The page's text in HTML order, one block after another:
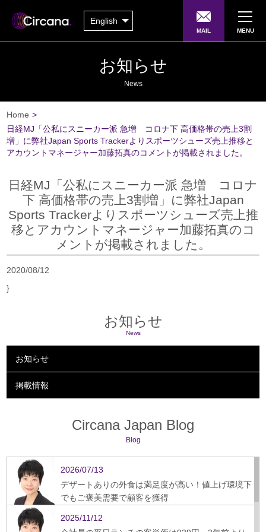
English
MAIL MENU
お知らせ
News
Home >
日経MJ「公私にスニーカー派 急増 コロナ下 高価格帯の売上3割
増」に弊社Japan Sports Trackerよりスポーツシューズ売上推移と
アカウントマネージャー加藤拓真のコメントが掲載されました。
日経MJ「公私にスニーカー派 急増 コロナ
下 高価格帯の売上3割増」に弊社Japan
Sports Trackerよりスポーツシューズ売上推
移とアカウントマネージャー加藤拓真のコ
メントが掲載されました。
2020/08/12
}
お知らせ
News
お知らせ
掲載情報
Circana Japan Blog
Blog
2026/07/13
デザートありの外食は満足度が高い！値上げ環境下
でもご褒美需要で顧客を獲得
2025/11/12